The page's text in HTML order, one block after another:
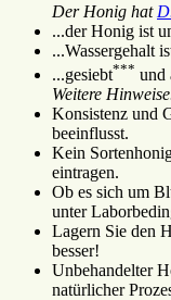
Der Honig hat
...der Honig ist
...Wassergehalt
...gesiebt*** und
Weitere
Konsistenz und
beeinflusst.
Kein
eintragen.
Ob es sich um
unter
Lagern Sie den
besser!
Unbehandelter
natürlicher